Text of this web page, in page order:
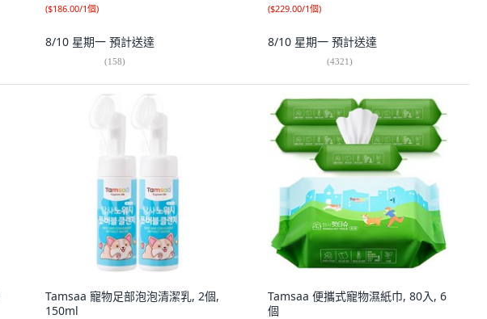
($186.00/1個)
8/10 星期一 預計送達
(158)
($229.00/1個)
8/10 星期一 預計送達
(4321)
Tamsaa 寵物足部泡泡清潔乳, 2個,
150ml
Tamsaa 便攜式寵物濕紙巾, 80入, 6
個